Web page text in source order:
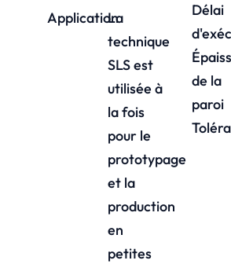
Application
La
technique
SLS est
utilisée à
la fois
pour le
prototypage
et la
production
en
petites
Délai
de la
paroi